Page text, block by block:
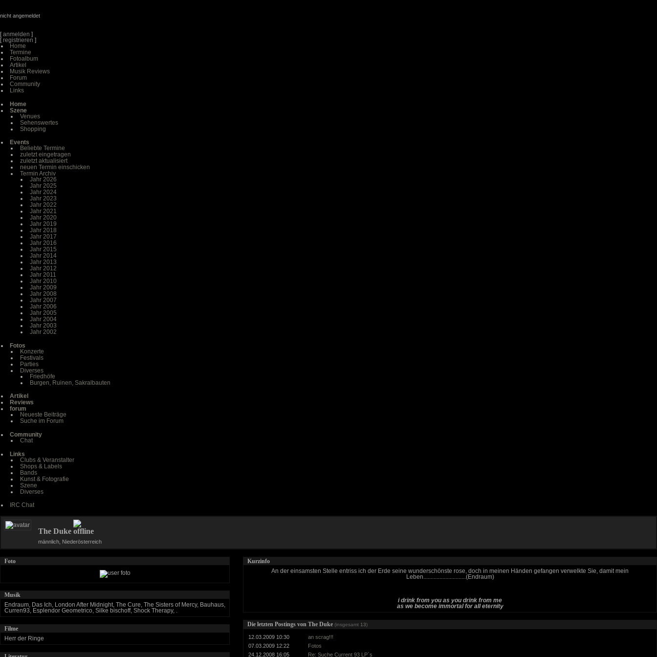
nicht angemeldet
[anmelden ]
[registrieren ]
Home
Termine
Fotoalbum
Artikel
Musik Reviews
Forum
Community
Links
Home
Szene
Venues
Sehenswertes
Shopping
Events
Beliebte Termine
zuletzt eingetragen
zuletzt aktualisiert
neuen Termin einschicken
Termin Archiv
Jahr 2026
Jahr 2025
Jahr 2024
Jahr 2023
Jahr 2022
Jahr 2021
Jahr 2020
Jahr 2019
Jahr 2018
Jahr 2017
Jahr 2016
Jahr 2015
Jahr 2014
Jahr 2013
Jahr 2012
Jahr 2011
Jahr 2010
Jahr 2009
Jahr 2008
Jahr 2007
Jahr 2006
Jahr 2005
Jahr 2004
Jahr 2003
Jahr 2002
Fotos
Konzerte
Festivals
Parties
Diverses
Friedhöfe
Burgen, Ruinen, Sakralbauten
Artikel
Reviews
forum
Neueste Beiträge
Suche im Forum
Community
Chat
Links
Clubs & Veranstalter
Shops & Labels
Bands
Kunst & Fotografie
Szene
Diverses
IRC Chat
The Duke
männlich, Niederösterreich
Foto
Musik
Endraum, Das Ich, London After Midnight, The Cure, The Sisters of Mercy, Bauhaus,
Curren93, Esplendor Geometrico, Silke bischoff, Shock Therapy, .
Filme
Herr der Ringe
Kurzinfo
An der einsamsten Stelle entriss ich der Erde seine wunderschönste rose, doch in meinen Händen gefangen verwelkte Sie, damit mein
Leben.............................(Endraum)
i drink from you as you drink from me
as we become immortal for all eternity
Die letzten Postings von The Duke(insgesamt 13)
12.03.2009 10:30
an scrag!!!
07.03.2009 12:22
Fotos
24.12.2008 16:05
Re: Suche Current 93 LP`s